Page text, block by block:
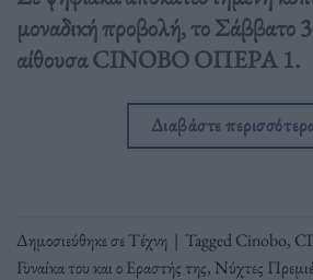
μοναδική προβολή, το Σάββατο
αίθουσα CINOBO ΟΠΕΡΑ 1.
Διαβάστε
Δημοσιεύθηκε σεΤέχνη | TaggedCinobo,
Γυναίκα του και ο Εραστής της, Νύχτες